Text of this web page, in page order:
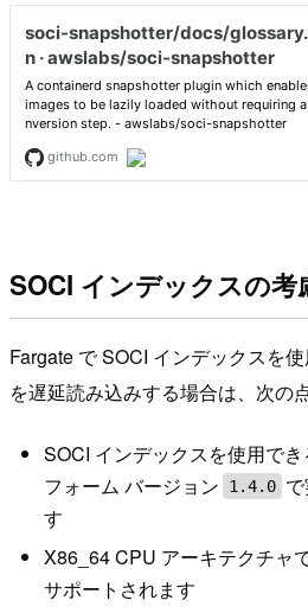
SOCI インデックスの考
Fargate で SOCI インデックスを
を遅延読み込みする場合は、次の
SOCI インデックスを使用で
フォーム バージョン
1.4.0
す
X86_64 CPU アーキテクチャ
サポートされます